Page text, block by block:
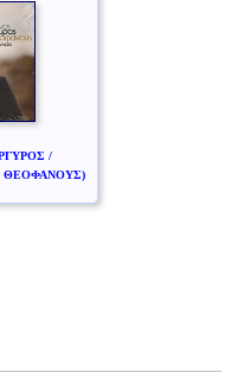
/
ΘΕΟΦΑΝΟΥΣ)